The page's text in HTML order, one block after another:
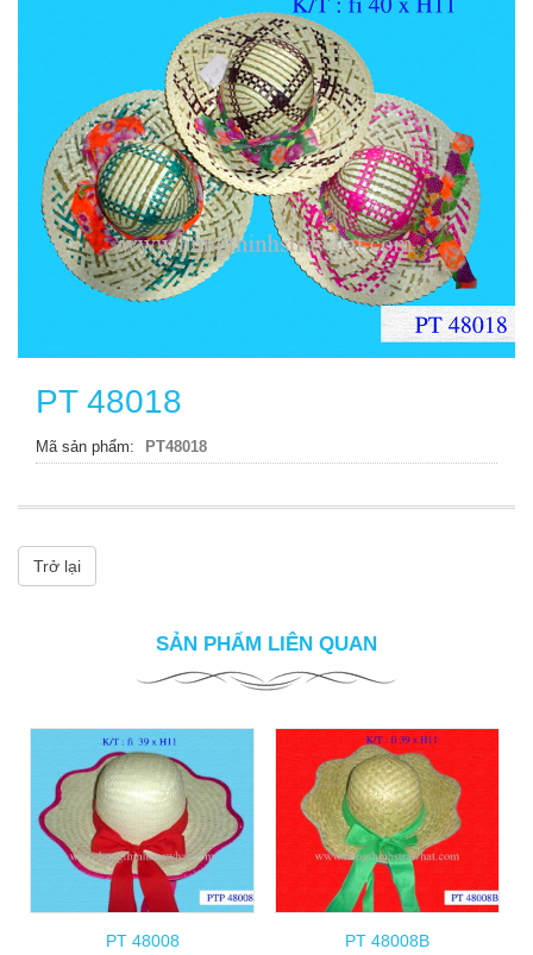
PT 48018
Mã sản phẩm PT48018
Trở lại
SẢN PHẨM LIÊN QUAN
PT 48008 PT 48008B